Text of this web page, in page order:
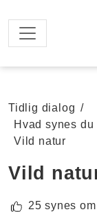
Tidlig dialog /
Hvad synes
Vild natur
Vild
25 synes om